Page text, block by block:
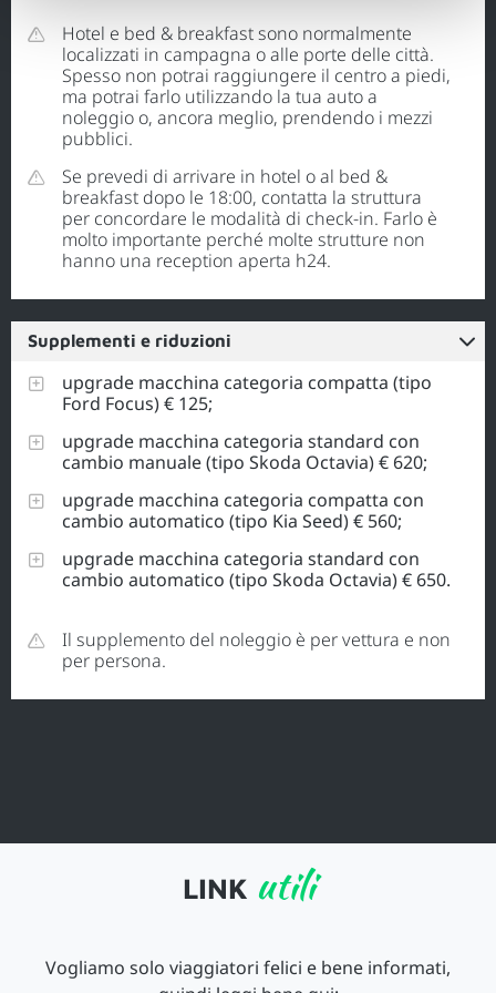
Hotel e bed & breakfast sono normalmente
localizzati in campagna o alle porte delle città.
Spesso non potrai raggiungere il centro a piedi,
ma potrai farlo utilizzando la tua auto a
noleggio o, ancora meglio, prendendo i mezzi
pubblici.
Se prevedi di arrivare in hotel o al bed &
breakfast dopo le 18:00, contatta la struttura
per concordare le modalità di check-in. Farlo è
molto importante perché molte strutture non
hanno una reception aperta h24.
Supplementi e riduzioni
upgrade macchina categoria compatta (tipo
Ford Focus) € 125;
upgrade macchina categoria standard con
cambio manuale (tipo Skoda Octavia) € 620;
upgrade macchina categoria compatta con
cambio automatico (tipo Kia Seed) € 560;
upgrade macchina categoria standard con
cambio automatico (tipo Skoda Octavia) € 650.
Il supplemento del noleggio è per vettura e non
per persona.
LINK utili
Vogliamo solo viaggiatori felici e bene informati,